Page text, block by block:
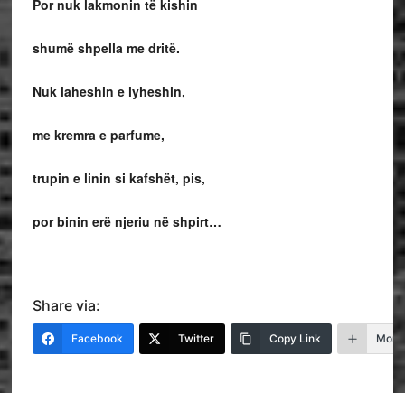
Por nuk lakmonin të kishin
shumë shpella me dritë.
Nuk laheshin e lyheshin,
me kremra e parfume,
trupin e linin si kafshët, pis,
por binin erë njeriu në shpirt…
Share via:
Facebook Twitter Copy Link More